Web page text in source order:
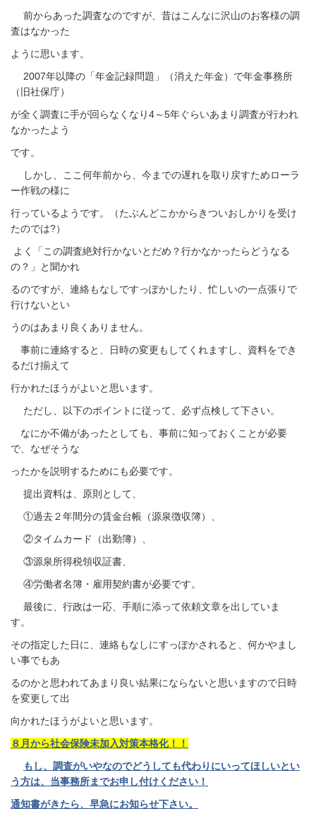
前からあった調査なのですが、昔はこんなに沢山のお客様の調
査はなかった
ように思います。
2007年以降の「年金記録問題」（消えた年金）で年金事務所
（旧社保庁）
が全く調査に手が回らなくなり4～5年ぐらいあまり調査が行われ
なかったよう
です。
しかし、ここ何年前から、今までの遅れを取り戻すためローラ
ー作戦の様に
行っているようです。
（たぶんどこかからきついおしかりを受け
たのでは?）
よく「この調査絶対行かないとだめ？行かなかったらどうなる
の？」と聞かれ
るのですが、 連絡もなしですっぽかしたり、忙しいの一点張りで
行けないとい
うのはあまり良くありません。
事前に連絡すると、日時の変更もしてくれますし、 資料をでき
るだけ揃えて
行かれたほうがよいと思います。
ただし、以下のポイントに従って、必ず点検して下さい。
なにか不備があったとしても、事前に知っておくことが必要
で、 なぜそうな
ったかを説明するためにも必要です。
提出資料は、原則として、
①過去２年間分の賃金台帳（源泉徴収簿）、
②タイムカード（出勤簿）、
③源泉所得税領収証書、
④労働者名簿・雇用契約書が必要です。
最後に、行政は一応、手順に添って依頼文章を出していま
す。
その指定した日に、連絡もなしにすっぽかされると、 何かやまし
い事でもあ
るのかと思われてあまり良い結果にならないと思いますので日時
を変更して出
向かれたほうがよいと思います。
８月から社会保険未加入対策本格化！！
もし、調査がいやなのでどうしても代わりにいってほしいとい
う方は、 当事務所までお申し付けください！
通知書がきたら、早急にお知らせ下さい。